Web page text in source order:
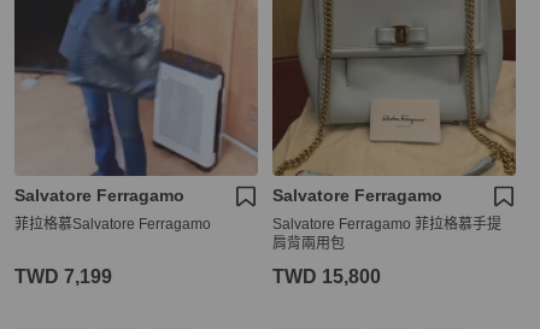
Salvatore Ferragamo
菲拉格慕Salvatore Ferragamo
TWD 7,199
Salvatore Ferragamo
Salvatore Ferragamo 菲拉格慕手提
肩背兩用包
TWD 15,800